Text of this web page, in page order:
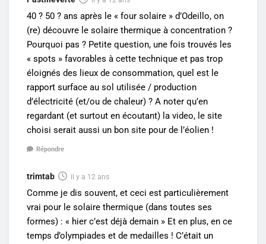
40 ? 50 ? ans après le « four solaire » d’Odeillo, on
(re) découvre le solaire thermique à concentration ?
Pourquoi pas ? Petite question, une fois trouvés les
« spots » favorables à cette technique et pas trop
éloignés des lieux de consommation, quel est le
rapport surface au sol utilisée / production
d’électricité (et/ou de chaleur) ? A noter qu’en
regardant (et surtout en écoutant) la video, le site
choisi serait aussi un bon site pour de l’éolien !
Répondre
trimtab il y a 12 ans
Comme je dis souvent, et ceci est particulièrement
vrai pour le solaire thermique (dans toutes ses
formes) : « hier c’est déjà demain » Et en plus, en ce
temps d’olympiades et de medailles ! C’était un